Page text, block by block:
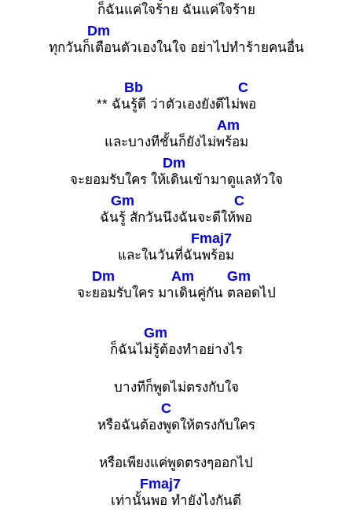
ก็ฉันแค่ใจร้าย ฉันแค่ใจร้าย
ทุกวันก็เ
Dm
ตือนตัวเองในใจ อย่าไปทำร้ายคนอื่น
** ฉัน
Bb
รู้ดี ว่าตัวเองยังดีไม่
C
พอ
และบางทีชั้นก็ยังไม่พ
Am
ร้อม
จะยอมรับใคร ให้เ
Dm
ดินเข้ามาดูแลหัวใจ
ฉัน
Gm
รู้ สักวันนึงฉันจะดีให้
C
พอ
และในวันที่ฉัน
Fmaj7
พร้อม
จะย
Dm
อมรับใคร มาเ
Am
ดินคู่กัน ต
Gm
ลอดไป
ก็ฉันไม่
Gm
รู้ต้องทำอย่างไร
บางทีก็พูดไม่ตรงกับใจ
หรือฉันต้อง
C
พูดให้ตรงกับใคร
หรือเพียงแค่พูดตรงๆออกไป
เท่านั้น
Fmaj7
พอ ทำยังไงกันดี